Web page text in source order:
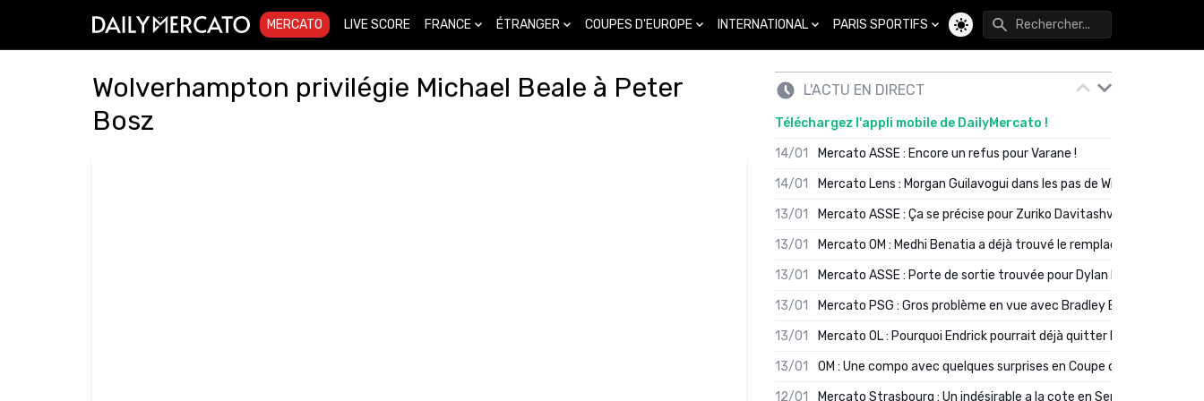
MERCATO LIVE SCORE FRANCE ÉTRANGER COUPES D'EUROPE INTERNATIONAL PARIS SPORTIFS
Changer de thème
Wolverhampton privilégie Michael Beale à Peter
Bosz
L'ACTU EN DIRECT
Téléchargez l'appli mobile de DailyMercato !
14/01
Mercato ASSE : Encore un refus pour Varane !
14/01
Mercato Lens : Morgan Guilavogui dans les pas de Will Still ?
13/01
Mercato ASSE : Ça se précise pour Zuriko Davitashvili
13/01
Mercato OM : Medhi Benatia a déjà trouvé le remplaçant de Robinio
13/01
Mercato ASSE : Porte de sortie trouvée pour Dylan Batubinsika
13/01
Mercato PSG : Gros problème en vue avec Bradley Barcola ?
13/01
Mercato OL : Pourquoi Endrick pourrait déjà quitter Lyon en janvier
13/01
OM : Une compo avec quelques surprises en Coupe de France
12/01
Mercato Strasbourg : Un indésirable a la cote en Serie A